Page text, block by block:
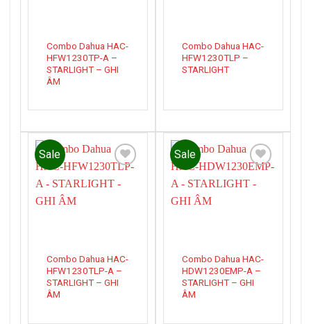
Combo Dahua HAC-
HFW1230TP-A –
STARLIGHT – GHI
ÂM
Combo Dahua HAC-
HFW1230TLP –
STARLIGHT
Sale
wishlist
Combo Dahua HAC-
HFW1230TLP-A –
STARLIGHT – GHI
ÂM
Sale
wishlist
Combo Dahua HAC-
HDW1230EMP-A –
STARLIGHT – GHI
ÂM